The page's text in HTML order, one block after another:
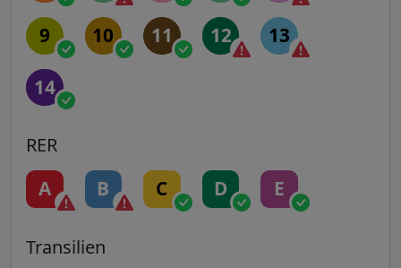
9 10 11 12 13
14
RER
A B C D E
Transilien